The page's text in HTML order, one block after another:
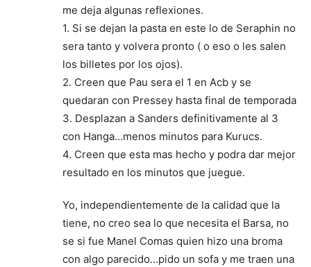
me deja algunas reflexiones.
1. Si se dejan la pasta en este lo de Seraphin no
sera tanto y volvera pronto ( o eso o les salen
los billetes por los ojos).
2. Creen que Pau sera el 1 en Acb y se
quedaran con Pressey hasta final de temporada
3. Desplazan a Sanders definitivamente al 3
con Hanga…menos minutos para Kurucs.
4. Creen que esta mas hecho y podra dar mejor
resultado en los minutos que juegue.
Yo, independientemente de la calidad que la
tiene, no creo sea lo que necesita el Barsa, no
se si fue Manel Comas quien hizo una broma
con algo parecido…pido un sofa y me traen una